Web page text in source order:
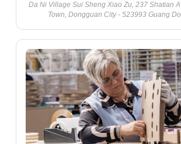
Da Ni Village Sui Sheng Xiao Zu, 237 Shatian
Town, Dongguan City - 523993 Guang